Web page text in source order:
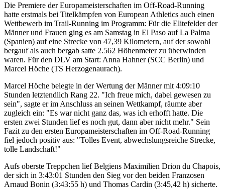
Die Premiere der Europameisterschaften im Off-Road-Running
hatte erstmals bei Titelkämpfen von European Athletics auch einen
Wettbewerb im Trail-Running im Programm: Für die Elitefelder der
Männer und Frauen ging es am Samstag in El Paso auf La Palma
(Spanien) auf eine Strecke von 47,39 Kilometern, auf der sowohl
bergauf als auch bergab satte 2.562 Höhenmeter zu überwinden
waren. Für den DLV am Start: Anna Hahner (SCC Berlin) und
Marcel Höche (TS Herzogenaurach).
Marcel Höche belegte in der Wertung der Männer mit 4:09:10
Stunden letztendlich Rang 22. "Ich freue mich, dabei gewesen zu
sein", sagte er im Anschluss an seinen Wettkampf, räumte aber
zugleich ein: "Es war nicht ganz das, was ich erhofft hatte. Die
ersten zwei Stunden lief es noch gut, dann aber nicht mehr." Sein
Fazit zu den ersten Europameisterschaften im Off-Road-Running
fiel jedoch positiv aus: "Tolles Event, abwechslungsreiche Strecke,
tolle Landschaft!"
Aufs oberste Treppchen lief Belgiens Maximilien Drion du Chapois,
der sich in 3:43:01 Stunden den Sieg vor den beiden Franzosen
Arnaud Bonin (3:43:55 h) und Thomas Cardin (3:45,42 h) sicherte.